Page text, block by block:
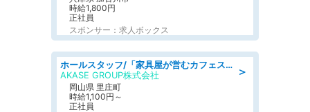
時給1,800円
正社員
スポンサー：求人ボックス
＞
ホールスタッフ/「家具屋が営むカフェスタッフ!」週2日～OK!嬉しいまかない付き/岡山県/浅口郡里庄町
AKASE GROUP株式会社
岡山県 里庄町
時給1,100円～
正社員